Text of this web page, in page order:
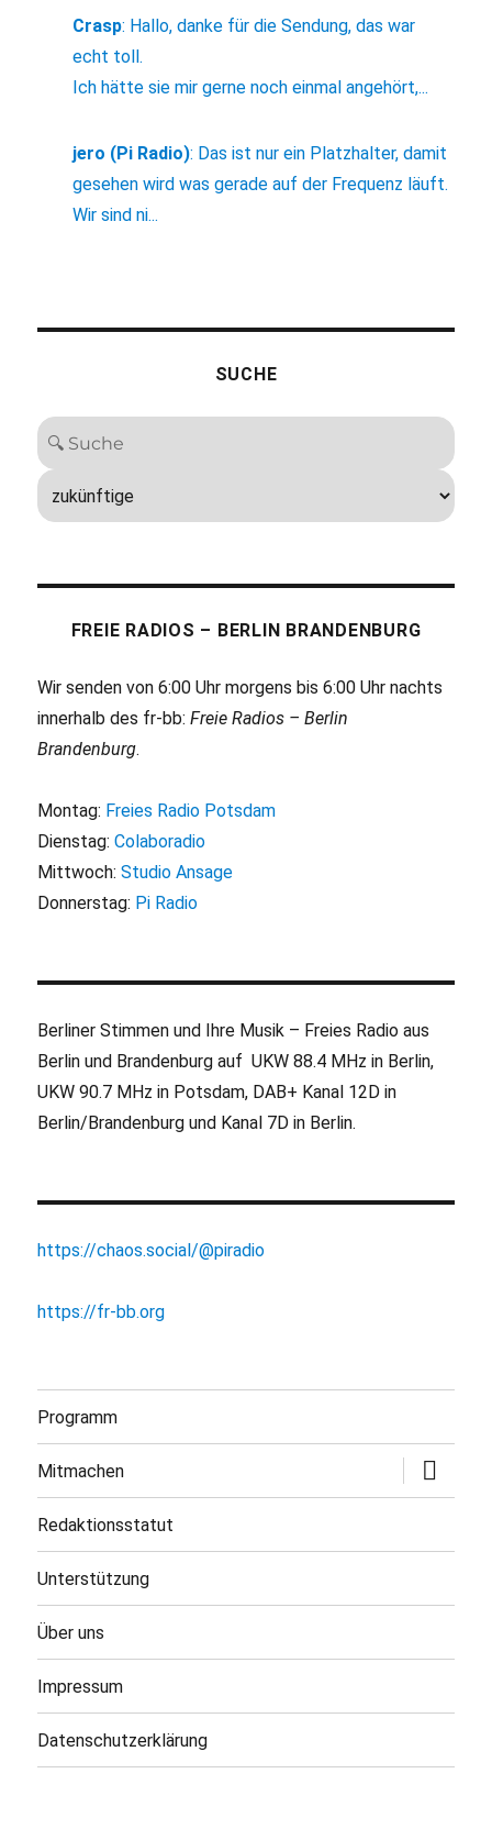
Crasp: Hallo, danke für die Sendung, das war
echt toll.
Ich hätte sie mir gerne noch einmal angehört,...
jero (Pi Radio): Das ist nur ein Platzhalter, damit
gesehen wird was gerade auf der Frequenz läuft.
Wir sind ni...
SUCHE
FREIE RADIOS – BERLIN BRANDENBURG
Wir senden von 6:00 Uhr morgens bis 6:00 Uhr nachts
innerhalb des fr-bb:Freie Radios – Berlin
Brandenburg.
Montag: Freies Radio Potsdam
Dienstag:Colaboradio
Mittwoch:Studio Ansage
Donnerstag: Pi Radio
Berliner Stimmen und Ihre Musik – Freies Radio aus
Berlin und Brandenburg auf UKW 88.4 MHz in Berlin,
UKW 90.7 MHz in Potsdam, DAB+ Kanal 12D in
Berlin/Brandenburg und Kanal 7D in Berlin.
https://chaos.social/@piradio
https://fr-bb.org
Programm
Mitmachen
öffnen
Redaktionsstatut
Unterstützung
Über uns
Impressum
Datenschutzerklärung